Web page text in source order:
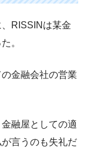
RISSINは某金
。
金融会社の営業
融屋としての適
言うのも失礼だ